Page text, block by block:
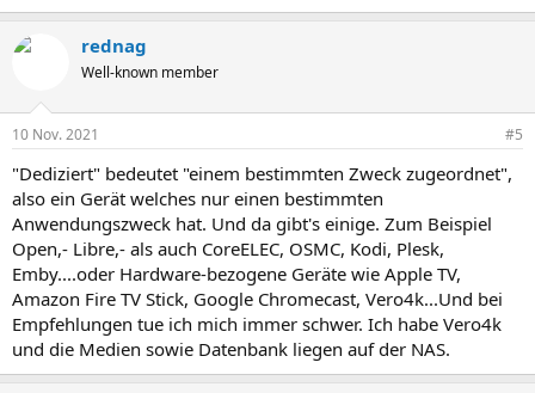
rednag
Well-known member
10 Nov. 2021 #5
"Dediziert" bedeutet "einem bestimmten Zweck zugeordnet",
also ein Gerät welches nur einen bestimmten
Anwendungszweck hat. Und da gibt's einige. Zum Beispiel
Open,- Libre,- als auch CoreELEC, OSMC, Kodi, Plesk,
Emby....oder Hardware-bezogene Geräte wie Apple TV,
Amazon Fire TV Stick, Google Chromecast, Vero4k...Und bei
Empfehlungen tue ich mich immer schwer. Ich habe Vero4k
und die Medien sowie Datenbank liegen auf der NAS.